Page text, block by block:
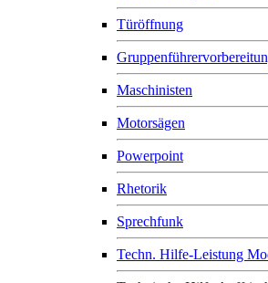
Türöffnung
Maschinisten
Motorsägen
Powerpoint
Rhetorik
Sprechfunk
Techn. Hilfe-Leistung